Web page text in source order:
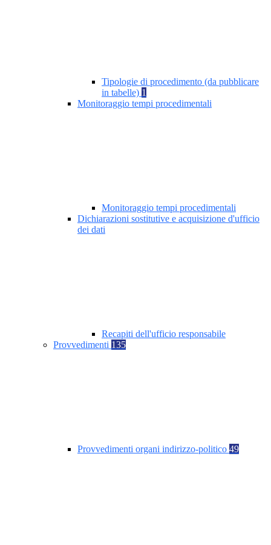
Tipologie di procedimento (da pubblicare
in tabelle) 1
Monitoraggio tempi procedimentali
Monitoraggio tempi procedimentali
Dichiarazioni sostitutive e acquisizione d'ufficio
dei dati
Recapiti dell'ufficio responsabile
Provvedimenti 135
Provvedimenti organi indirizzo-politico 49